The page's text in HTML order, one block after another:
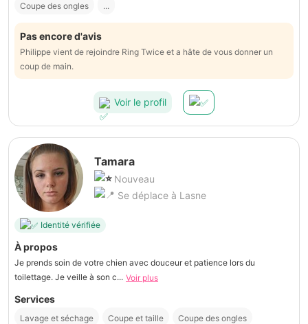
Coupe des ongles ...
Pas encore d'avis
Philippe vient de rejoindre Ring Twice et a hâte de vous donner un
coup de main.
Voir le profil
Tamara
Nouveau
Se déplace à Lasne
Identité vérifiée
À propos
Je prends soin de votre chien avec douceur et patience lors du
toilettage. Je veille à son c... Voir plus
Services
Lavage et séchage Coupe et taille Coupe des ongles